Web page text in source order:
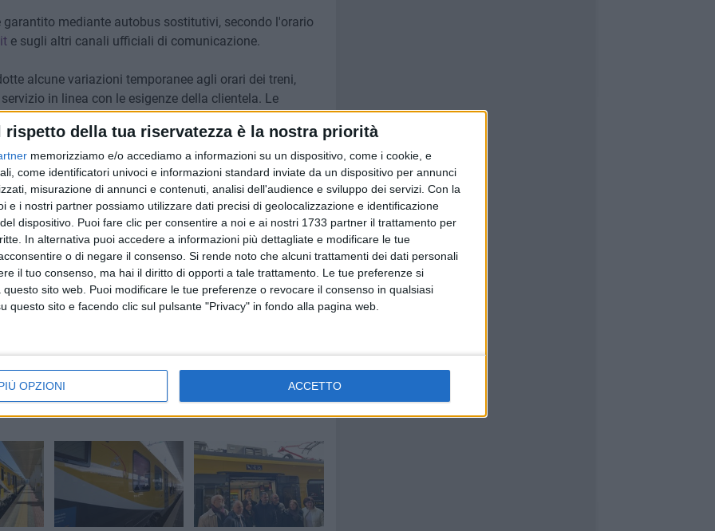
rispetto della tua riservatezza è la nostra priorità
memorizziamo e/o accediamo a informazioni su un dispositivo, come i cookie, e
come identificatori univoci e informazioni standard inviate da un dispositivo per annunci
misurazione di annunci e contenuti, analisi dell'audience e sviluppo dei servizi. Con la
e i nostri partner possiamo utilizzare dati precisi di geolocalizzazione e identificazione
dispositivo. Puoi fare clic per consentire a noi e ai nostri 1733 partner il trattamento per
In alternativa puoi accedere a informazioni più dettagliate e modificare le tue
o di negare il consenso. Si rende noto che alcuni trattamenti dei dati personali
il tuo consenso, ma hai il diritto di opporti a tale trattamento. Le tue preferenze si
sito web. Puoi modificare le tue preferenze o revocare il consenso in qualsiasi
questo sito e facendo clic sul pulsante "Privacy" in fondo alla pagina web.
OPZIONI ACCETTO
mediante autobus sostitutivi, secondo l'orario
e sugli altri canali ufficiali di comunicazione.
alcune variazioni temporanee agli orari dei treni,
in linea con le esigenze della clientela. Le
degli interventi.
i nostri canali informativi per aggiornamenti e dettagli»
e ringraziamo sinceramente per la collaborazione e la
Pia:
in
7 AGOSTO 2026
Due aggressioni in pochi giorni
tra Bari e Corato: le vittime
hanno 17 anni